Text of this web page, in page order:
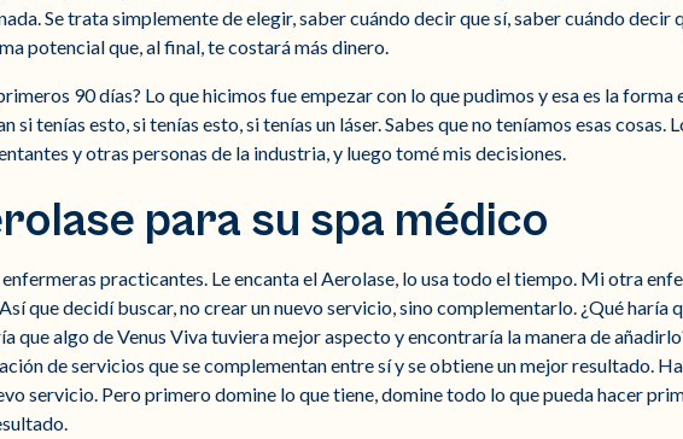
Se trata simplemente de elegir, saber cuándo decir que sí, saber cuándo decir
potencial que, al final, te costará más dinero.
90 días? Lo que hicimos fue empezar con lo que pudimos y esa es la forma
si tenías esto, si tenías esto, si tenías un láser. Sabes que no teníamos esas cosas.
y otras personas de la industria, y luego tomé mis decisiones.
para su spa médico
practicantes. Le encanta el Aerolase, lo usa todo el tiempo. Mi otra
que decidí buscar, no crear un nuevo servicio, sino complementarlo. ¿Qué haría
que algo de Venus Viva tuviera mejor aspecto y encontraría la manera de
de servicios que se complementan entre sí y se obtiene un mejor resultado.
servicio. Pero primero domine lo que tiene, domine todo lo que pueda hacer